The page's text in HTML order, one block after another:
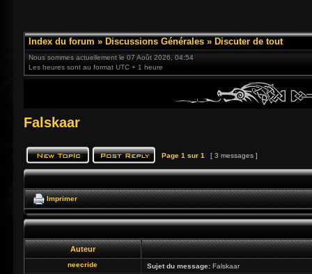
Index du forum » Discussions Générales » Discuter de tout
Nous sommes actuellement le 07 Août 2026, 04:54
Les heures sont au format UTC + 1 heure
Falskaar
Page 1 sur 1 [ 3 messages ]
Imprimer
Auteur
neecride Sujet du message: Falskaar